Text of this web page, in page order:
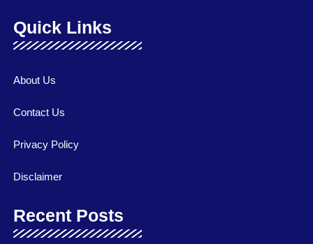
Quick Links
About Us
Contact Us
Privacy Policy
Disclaimer
Recent Posts